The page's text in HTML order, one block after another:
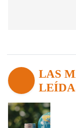
LAS